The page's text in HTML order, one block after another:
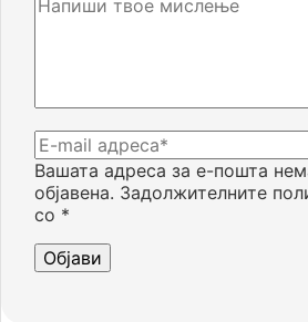
Вашата адреса за е-пошта
објавена. Задолжителните
со *